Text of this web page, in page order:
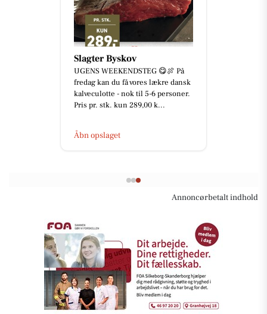
Slagter Byskov
UGENS WEEKENDSTEG 😋🍖 På
fredag kan du få vores lækre dansk
kalveculotte - nok til 5-6 personer.
Pris pr. stk. kun 289,00 k...
Åbn opslaget
Annoncørbetalt indhold